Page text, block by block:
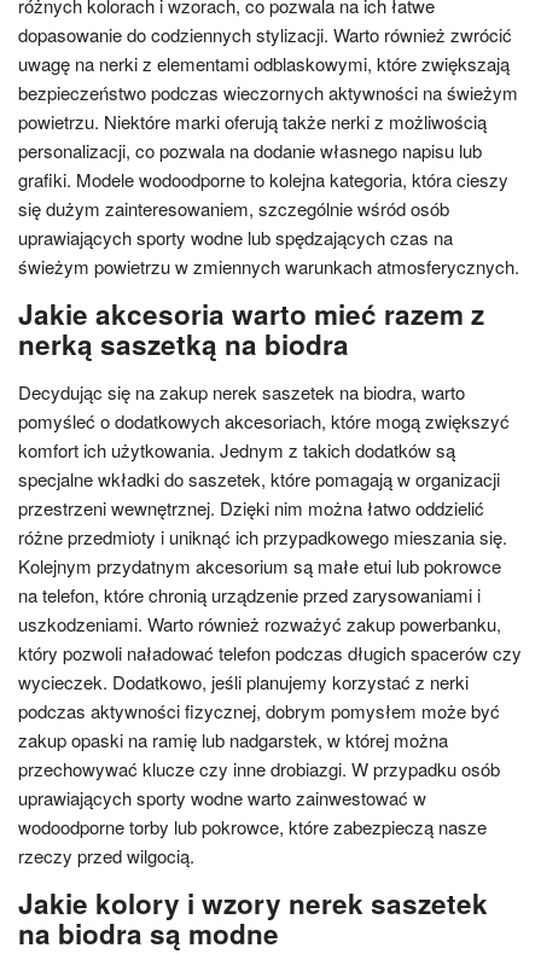
różnych kolorach i wzorach, co pozwala na ich łatwe
dopasowanie do codziennych stylizacji. Warto również zwrócić
uwagę na nerki z elementami odblaskowymi, które zwiększają
bezpieczeństwo podczas wieczornych aktywności na świeżym
powietrzu. Niektóre marki oferują także nerki z możliwością
personalizacji, co pozwala na dodanie własnego napisu lub
grafiki. Modele wodoodporne to kolejna kategoria, która cieszy
się dużym zainteresowaniem, szczególnie wśród osób
uprawiających sporty wodne lub spędzających czas na
świeżym powietrzu w zmiennych warunkach atmosferycznych.
Jakie akcesoria warto mieć razem z
nerką saszetką na biodra
Decydując się na zakup nerek saszetek na biodra, warto
pomyśleć o dodatkowych akcesoriach, które mogą zwiększyć
komfort ich użytkowania. Jednym z takich dodatków są
specjalne wkładki do saszetek, które pomagają w organizacji
przestrzeni wewnętrznej. Dzięki nim można łatwo oddzielić
różne przedmioty i uniknąć ich przypadkowego mieszania się.
Kolejnym przydatnym akcesorium są małe etui lub pokrowce
na telefon, które chronią urządzenie przed zarysowaniami i
uszkodzeniami. Warto również rozważyć zakup powerbanku,
który pozwoli naładować telefon podczas długich spacerów czy
wycieczek. Dodatkowo, jeśli planujemy korzystać z nerki
podczas aktywności fizycznej, dobrym pomysłem może być
zakup opaski na ramię lub nadgarstek, w której można
przechowywać klucze czy inne drobiazgi. W przypadku osób
uprawiających sporty wodne warto zainwestować w
wodoodporne torby lub pokrowce, które zabezpieczą nasze
rzeczy przed wilgocią.
Jakie kolory i wzory nerek saszetek
na biodra są modne